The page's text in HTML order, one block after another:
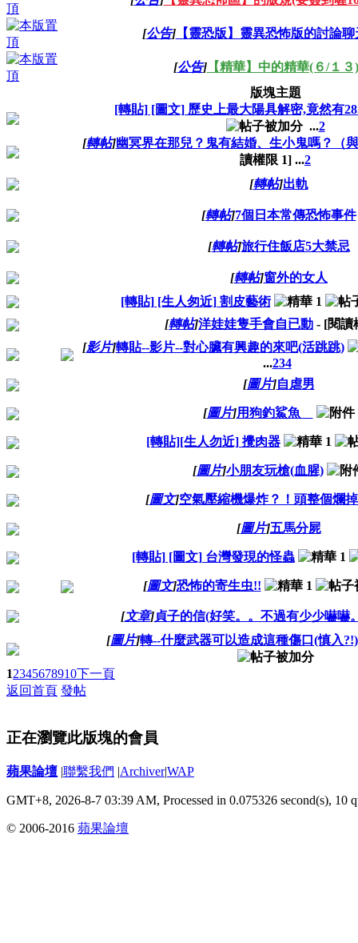
[公告]【靈恐版】靈異恐怖版的討論聊
[公告]【精華】中的精華(６/１３
版塊主題
[轉貼] [圖文] 歷史上最大陽具解密,竟然有
...2
[轉帖]幽冥界在那兒？鬼有結婚、生小鬼嗎？（
讀權限 1] ...2
[轉帖]出軌
[轉帖]7個日本常傳恐怖事件
[轉帖]旅行住飯店5大禁忌
[轉帖]窗外的女人
[轉貼] [生人匆近] 割皮藝術
[轉帖]洋娃娃隻手會自已動 - [閱讀
[影片]轉貼--影片--對心臟有興趣的來吧(活跳跳)
...234
[圖片]自虐男
[圖片]用狗釣鯊魚
[轉貼][生人勿近] 攪肉器
[圖片]小朋友玩槍(血腥)
[圖文]空氣壓縮機爆炸？！頭整個
[圖片]五馬分屍
[轉貼] [圖文] 台灣發現的怪蟲
[圖文]恐怖的寄生虫!!
[文章]貞子的信(好笑。。不過有少少嚇嚇
[圖片]轉--什麼武器可以造成這種傷口(慎入?!)
12345678910下一頁
返回首頁 發帖
正在瀏覽此版塊的會員
蘋果論壇 |聯繫我們 |Archiver|WAP
GMT+8, 2026-8-7 03:39 AM, Processed in 0.075326 second(s), 10
© 2006-2016 蘋果論壇